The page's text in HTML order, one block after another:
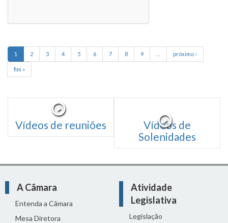
1 2 3 4 5 6 7 8 9 próximo ›
fim »
Vídeos de reuniões
Vídeos de
Solenidades
A Câmara
Entenda a Câmara
Mesa Diretora
Atividade
Legislativa
Legislação